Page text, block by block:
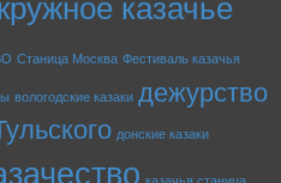
Станица Москва Фестиваль казачья
вологодские казаки дежурство
донские казаки